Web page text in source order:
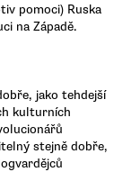
pomoci) Ruska
na Západě.
jako tehdejší
kulturních
stejně dobře,